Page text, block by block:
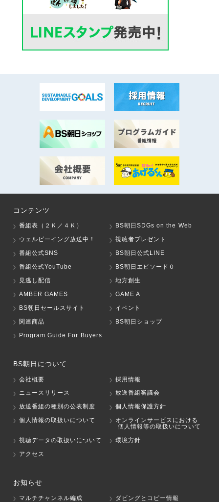
コンテンツ
番組表（２Ｋ／４Ｋ）
BS朝日SDGs on the Web
ウェルビーイング放送中！
視聴者プレゼント
番組公式SNS
BS朝日公式LINE
番組公式YouTube
BS朝日エピソード０
見逃し配信
地方創生
AMBER GAMES
GAME A
BS朝日セールスサイト
イベント
関連商品
BS朝日ショップ
Program Guide For Buyers
BS朝日について
会社概要
採用情報
ニュースリリース
放送番組審議会
放送番組の種別の公表制度
個人情報保護方針
個人情報の取扱いについて
オンラインサービスにおける
個人情報等の取扱いについて
視聴データの取扱いについて
環境方針
アクセス
お知らせ
マルチチャンネル編成 ダビングとコピー情報